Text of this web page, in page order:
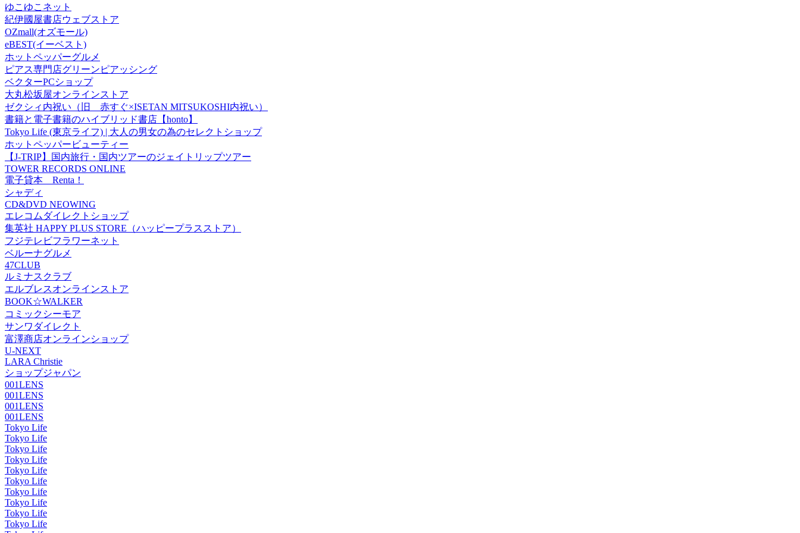
ゆこゆこネット
紀伊國屋書店ウェブストア
OZmall(オズモール)
eBEST(イーベスト)
ホットペッパーグルメ
ピアス専門店グリーンピアッシング
ベクターPCショップ
大丸松坂屋オンラインストア
ゼクシィ内祝い（旧 赤すぐ×ISETAN MITSUKOSHI内祝い）
書籍と電子書籍のハイブリッド書店【honto】
Tokyo Life (東京ライフ) | 大人の男女の為のセレクトショップ
ホットペッパービューティー
【J-TRIP】国内旅行・国内ツアーのジェイトリップツアー
TOWER RECORDS ONLINE
電子貸本 Renta！
シャディ
CD&DVD NEOWING
エレコムダイレクトショップ
集英社 HAPPY PLUS STORE（ハッピープラスストア）
フジテレビフラワーネット
ベルーナグルメ
47CLUB
ルミナスクラブ
エルブレスオンラインストア
BOOK☆WALKER
コミックシーモア
サンワダイレクト
富澤商店オンラインショップ
U-NEXT
LARA Christie
ショップジャパン
001LENS
001LENS
001LENS
001LENS
Tokyo Life
Tokyo Life
Tokyo Life
Tokyo Life
Tokyo Life
Tokyo Life
Tokyo Life
Tokyo Life
Tokyo Life
Tokyo Life